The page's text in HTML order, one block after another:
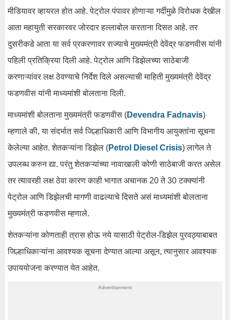
मीडियावर व्हायरल होत आहे. पेट्रोल पंपावर होणाऱ्या गर्दीमुळे विरोधक देखील
आता महायुती सरकारवर जोरदार हल्लाबोल करताना दिसत आहे. तर
दुसरीकडे आता या सर्व प्रकरणावर राज्याचे मुख्यमंत्री देवेंद्र फडणवीस यांनी
पहिली प्रतिक्रिया दिली आहे. पेट्रोल आणि डिझेलच्या साठेबाजी
करणाऱ्यांवर लक्ष ठेवण्याचे निर्देश दिले असल्याची माहिती मुख्यमंत्री देवेंद्र
फडणवीस यांनी माध्यमांशी बोलताना दिली.
माध्यमांशी बोलताना मुख्यमंत्री फडणवीस (Devendra Fadnavis)
म्हणाले की, या संदर्भात सर्व जिल्हाधिकारी आणि विभागीय आयुक्तांना सूचना
केलेल्या आहेत. शेतकऱ्यांना डिझेल (Petrol Diesel Crisis) लागेल ते
उपलब्ध करुन द्या. परंतु शेतकऱ्यांच्या नावाखाली कोणी साठेबाजी करत असेल
तर त्यावरही लक्ष ठेवा कारण काही भागात अचानक 20 ते 30 टक्क्यांनी
पेट्रोल आणि डिझेलची मागणी वाढल्याचे दिसते असं माध्यमांशी बोलताना
मुख्यमंत्री फडणवीस म्हणाले.
शेतकऱ्यांना कोणताही त्रास होऊ नये यासाठी पेट्रोल-डिझेल पुरवठ्याबाबत
जिल्हाधिकाऱ्यांना आवश्यक सूचना देण्यात आल्या असून, त्यानुसार आवश्यक
उपाययोजना करण्यात येत आहेत.